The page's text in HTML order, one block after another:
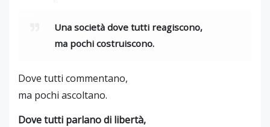
Una società dove tutti reagiscono,
ma pochi costruiscono.
Dove tutti commentano,
ma pochi ascoltano.
Dove tutti parlano di libertà,